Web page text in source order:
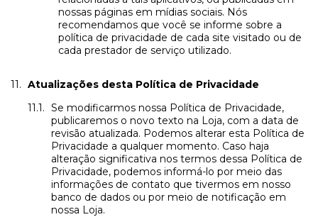
nossas páginas em mídias sociais. Nós
recomendamos que você se informe sobre a
política de privacidade de cada site visitado ou de
cada prestador de serviço utilizado.
Atualizações desta Política de Privacidade
Se modificarmos nossa Política de Privacidade,
publicaremos o novo texto na Loja, com a data de
revisão atualizada. Podemos alterar esta Política de
Privacidade a qualquer momento. Caso haja
alteração significativa nos termos dessa Política de
Privacidade, podemos informá-lo por meio das
informações de contato que tivermos em nosso
banco de dados ou por meio de notificação em
nossa Loja.